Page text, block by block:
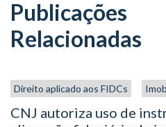
Publicações
Relacionadas
Direito aplicado aos FIDCs
CNJ autoriza uso de